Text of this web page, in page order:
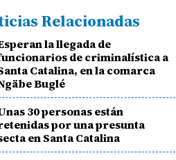
Relacionadas
la llegada de
de criminalística a
Catalina, en la comarca
Buglé
30 personas están
por una presunta
en Santa Catalina